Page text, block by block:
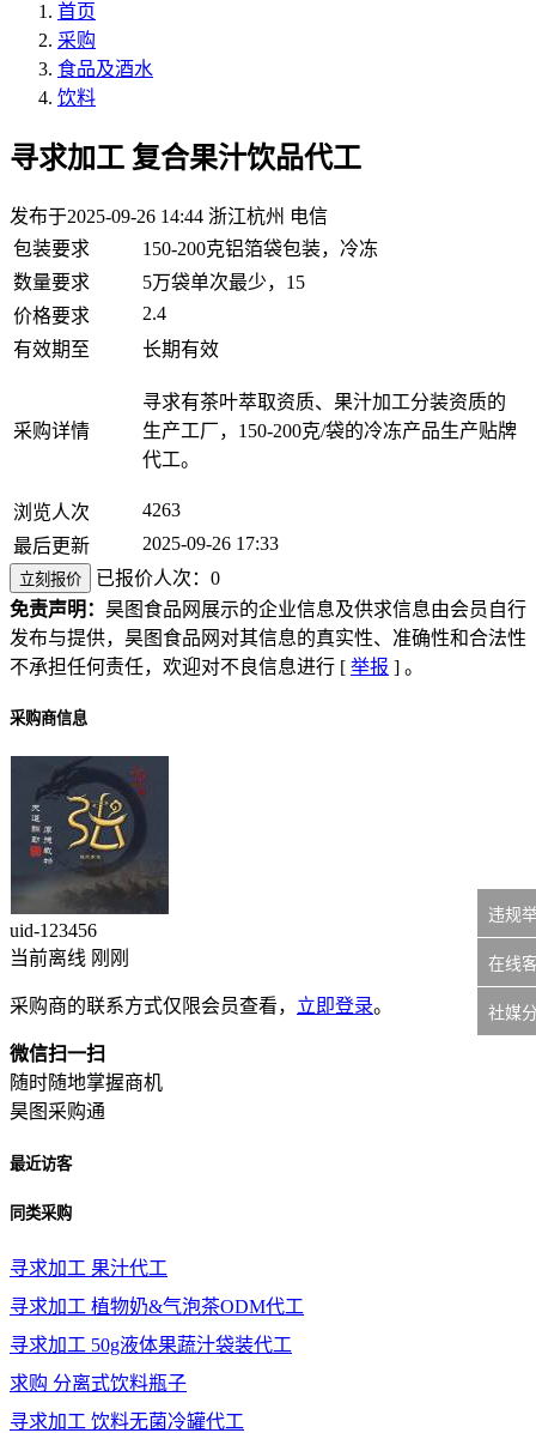
首页
采购
食品及酒水
饮料
寻求加工 复合果汁饮品代工
发布于2025-09-26 14:44 浙江杭州 电信
包装要求
150-200克铝箔袋包装，冷冻
数量要求
5万袋单次最少，15
价格要求
2.4
有效期至
长期有效
采购详情
寻求有茶叶萃取资质、果汁加工分装资质的
生产工厂，150-200克/袋的冷冻产品生产贴牌
代工。
浏览人次
4263
最后更新
2025-09-26 17:33
立刻报价
已报价人次：0
免责声明： 昊图食品网展示的企业信息及供求信息由会员自行
发布与提供，昊图食品网对其信息的真实性、准确性和合法性
不承担任何责任，欢迎对不良信息进行 [ 举报 ] 。
采购商信息
uid-123456
当前离线 刚刚
采购商的联系方式仅限会员查看， 立即登录。
微信扫一扫
随时随地掌握商机
昊图采购通
最近访客
同类采购
寻求加工 果汁代工
寻求加工 植物奶&气泡茶ODM代工
寻求加工 50g液体果蔬汁袋装代工
求购 分离式饮料瓶子
寻求加工 饮料无菌冷罐代工
违规
在线
社媒